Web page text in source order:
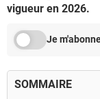
vigueur en 2026.
Je
SOMMAIRE